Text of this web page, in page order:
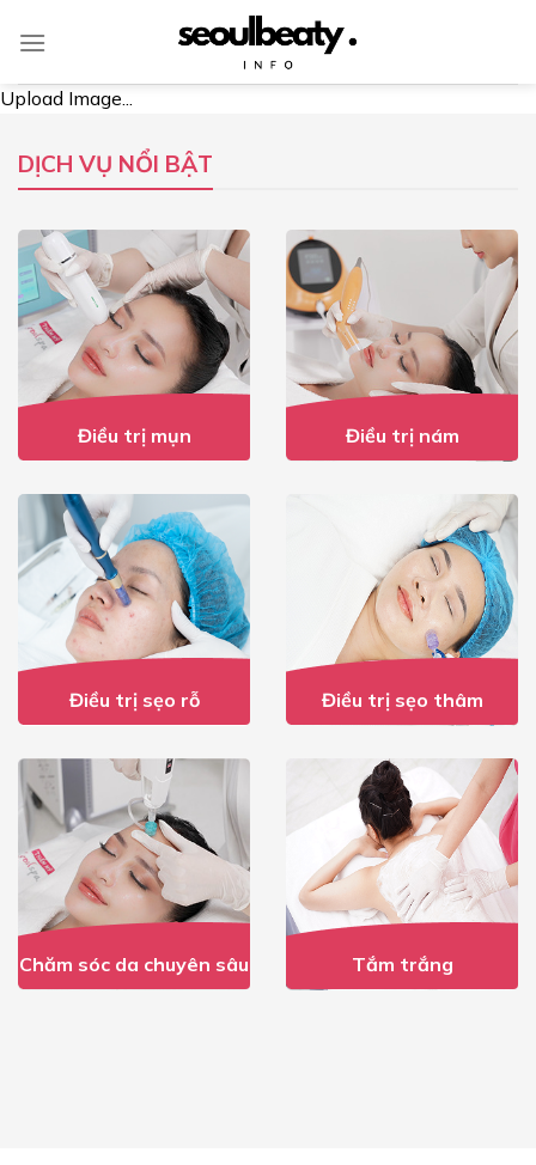
Upload Image...
DỊCH VỤ NỔI BẬT
Điều trị mụn Điều trị nám
Điều trị sẹo rỗ Điều trị sẹo thâm
Chăm sóc da chuyên sâu Tắm trắng